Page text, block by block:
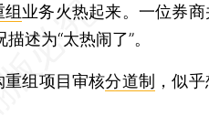
组业务火热起来。一位券商
述为“太热闹了”。
组项目审核分道制 ，似